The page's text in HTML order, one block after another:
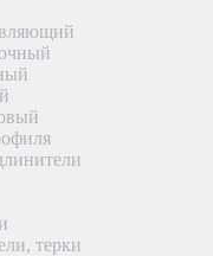
терки